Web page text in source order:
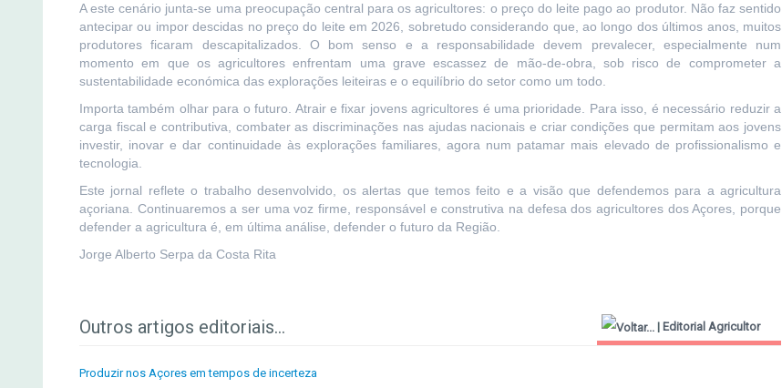
A este cenário junta-se uma preocupação central para os agricultores: o preço do leite pago ao produtor. Não faz sentido
antecipar ou impor descidas no preço do leite em 2026, sobretudo considerando que, ao longo dos últimos anos, muitos
produtores ficaram descapitalizados. O bom senso e a responsabilidade devem prevalecer, especialmente num
momento em que os agricultores enfrentam uma grave escassez de mão-de-obra, sob risco de comprometer a
sustentabilidade económica das explorações leiteiras e o equilíbrio do setor como um todo.
Importa também olhar para o futuro. Atrair e fixar jovens agricultores é uma prioridade. Para isso, é necessário reduzir a
carga fiscal e contributiva, combater as discriminações nas ajudas nacionais e criar condições que permitam aos jovens
investir, inovar e dar continuidade às explorações familiares, agora num patamar mais elevado de profissionalismo e
tecnologia.
Este jornal reflete o trabalho desenvolvido, os alertas que temos feito e a visão que defendemos para a agricultura
açoriana. Continuaremos a ser uma voz firme, responsável e construtiva na defesa dos agricultores dos Açores, porque
defender a agricultura é, em última análise, defender o futuro da Região.
Jorge Alberto Serpa da Costa Rita
Outros artigos editoriais... | Editorial Agricultor
Produzir nos Açores em tempos de incerteza